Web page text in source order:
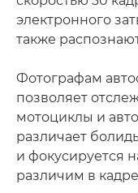
электронного
также
Фотографам
позволяет
мотоциклы и
различает
и фокусируется
различим в